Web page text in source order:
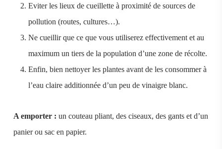
Eviter les lieux de cueillette à proximité de sources de
pollution (routes, cultures…).
Ne cueillir que ce que vous utiliserez effectivement et au
maximum un tiers de la population d’une zone de récolte.
Enfin, bien nettoyer les plantes avant de les consommer à
l’eau claire additionnée d’un peu de vinaigre blanc.
A emporter : un couteau pliant, des ciseaux, des gants et d’un
panier ou sac en papier.